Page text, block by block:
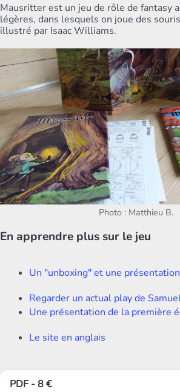
Mausritter est un jeu de rôle de fantasy
légères, dans lesquels on joue des
illustré par Isaac Williams.
Photo : Matthieu B.
En apprendre plus
Un "unboxing" et une
Regarder un actual play de
Une présentation de la première
Le site en anglais
PDF - 8 €